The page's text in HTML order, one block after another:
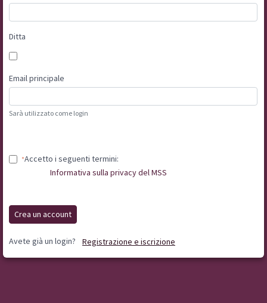
Ditta
Email principale
Sarà utilizzato come login
Accetto i seguenti termini:
Informativa sulla privacy del MSS
Crea un account
Avete già un login? Registrazione e iscrizione